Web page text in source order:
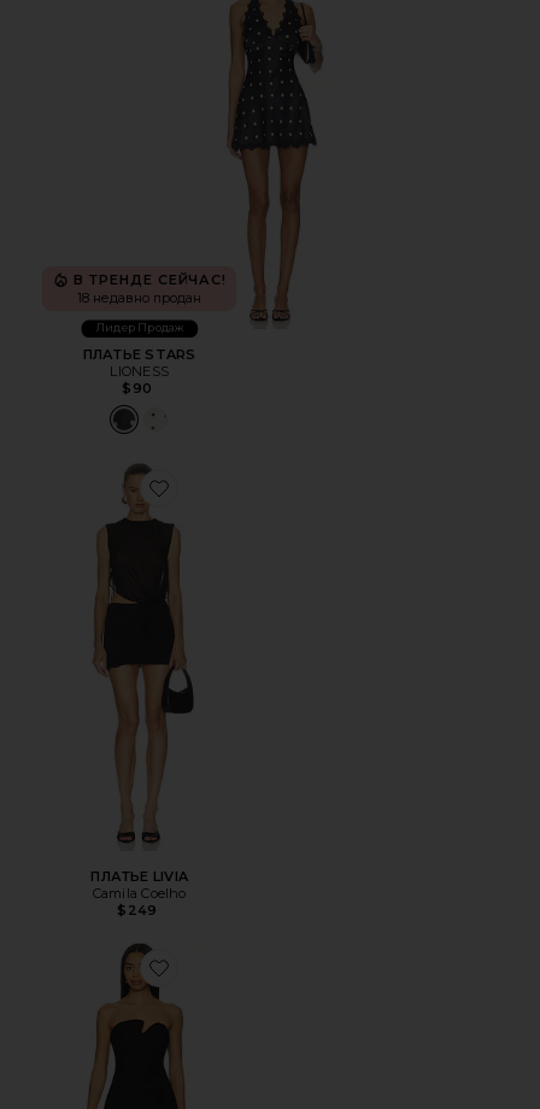
В ТРЕНДЕ СЕЙЧАС!
18 недавно продан
Лидер Продаж
ПЛАТЬЕ STARS
LIONESS
$90
Favorite ПЛАТЬЕ LIVIA
ПЛАТЬЕ LIVIA
Camila Coelho
$249
Favorite ПЛАТЬЕ RIZZ